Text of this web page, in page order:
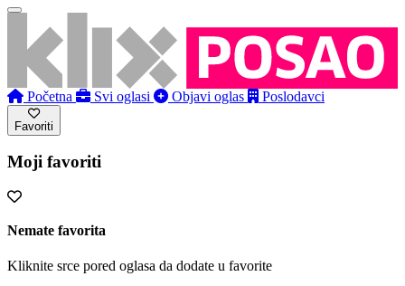
Početna Svi oglasi Objavi oglas Poslodavci
Favoriti
Moji favoriti
Nemate favorita
Kliknite srce pored oglasa da dodate u favorite